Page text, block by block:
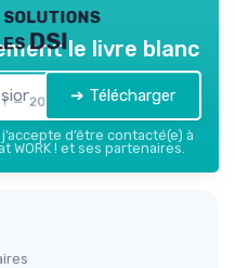
solutions
DSI
! — 2026
le livre blanc
➔ Télécharger
d’être contacté(e) à
WORK ! et ses partenaires.